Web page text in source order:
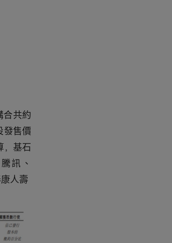
合共約
發售價
，基石
訊、
人壽